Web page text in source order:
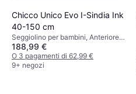
Chicco Unico Evo I-Sindia Ink
40-150 cm
Seggiolino per bambini, Anteriore,
Posteriore, UN R129, i-Size,
Riduttore per seggiolino neonato
incluso, Poggiatesta regolabile,
188,99 €
O 3 pagamenti di 62,99 €
9+ negozi